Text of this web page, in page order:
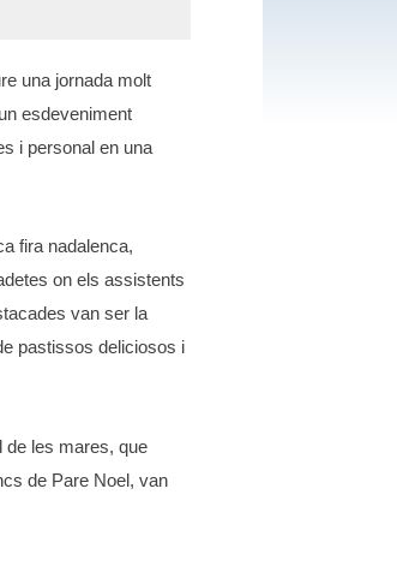
una jornada molt
esdeveniment
i personal en una
fira nadalenca,
on els assistents
van ser la
pastissos deliciosos i
de les mares, que
de Pare Noel, van